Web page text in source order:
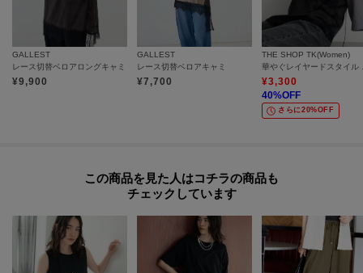
GALLEST
レース切替ベロアロングキャミ
¥9,900
GALLEST
レース切替ベロアキャミ
¥7,700
THE SHOP TK(Women)
華や
¥3,300
40%OFF
さらに20%OFF
この商品を見た人はコチラの商品も
チェックしています